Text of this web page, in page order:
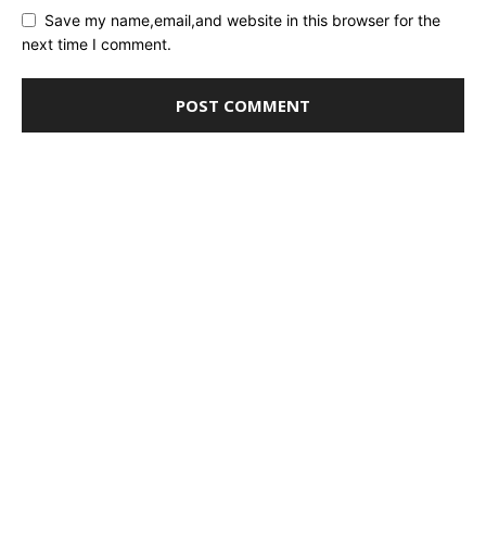
Save my name,email,and website in this browser for the
next time I comment.